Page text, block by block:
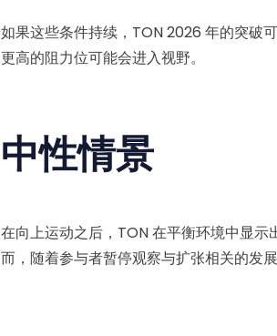
如果这些条件持续，TON 2026 年的突破
更高的阻力位可能会进入视野。
中性情景
在向上运动之后，TON 在平衡环境中显
而，随着参与者暂停观察与扩张相关的发